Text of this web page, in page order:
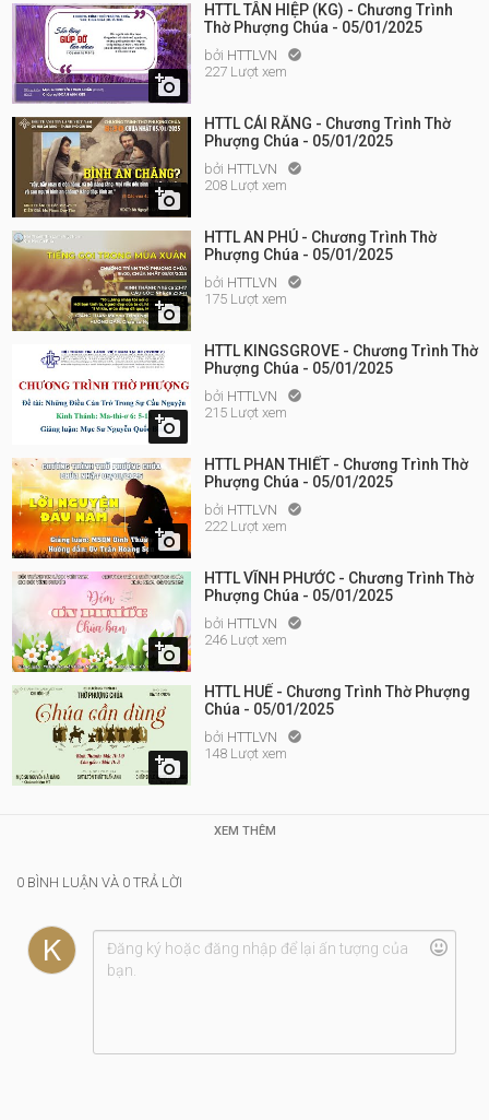

HTTL TÂN HIỆP (KG) - Chương Trình
Thờ Phượng Chúa - 05/01/2025
bởi HTTLVN 
227 Lượt xem

HTTL CÁI RĂNG - Chương Trình Thờ
Phượng Chúa - 05/01/2025
bởi HTTLVN 
208 Lượt xem

HTTL AN PHÚ - Chương Trình Thờ
Phượng Chúa - 05/01/2025
bởi HTTLVN 
175 Lượt xem

HTTL KINGSGROVE - Chương Trình Thờ
Phượng Chúa - 05/01/2025
bởi HTTLVN 
215 Lượt xem

HTTL PHAN THIẾT - Chương Trình Thờ
Phượng Chúa - 05/01/2025
bởi HTTLVN 
222 Lượt xem

HTTL VĨNH PHƯỚC - Chương Trình Thờ
Phượng Chúa - 05/01/2025
bởi HTTLVN 
246 Lượt xem

HTTL HUẾ - Chương Trình Thờ Phượng
Chúa - 05/01/2025
bởi HTTLVN 
148 Lượt xem
XEM THÊM
0 BÌNH LUẬN VÀ 0 TRẢ LỜI